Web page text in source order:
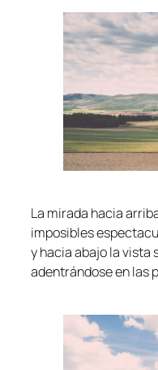
La mirada hacia
imposibles
y hacia abajo la vista
adentrándose en las